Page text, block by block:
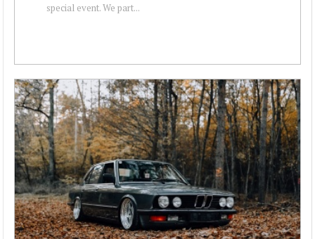
special event. We part...